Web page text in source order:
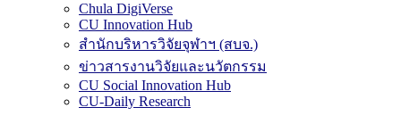
Chula DigiVerse
CU Innovation Hub
สำนักบริหารวิจัยจุฬาฯ (สบจ.)
ข่าวสารงานวิจัยและนวัตกรรม
CU Social Innovation Hub
CU-Daily Research